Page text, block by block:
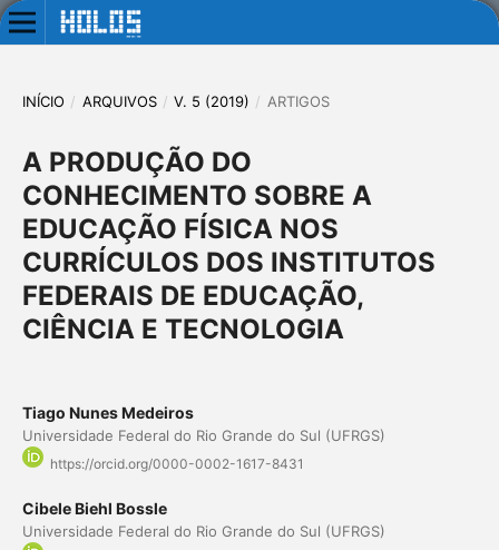
INÍCIO / ARQUIVOS / V. 5 (2019) / ARTIGOS
A PRODUÇÃO DO
CONHECIMENTO SOBRE A
EDUCAÇÃO FÍSICA NOS
CURRÍCULOS DOS INSTITUTOS
FEDERAIS DE EDUCAÇÃO,
CIÊNCIA E TECNOLOGIA
Tiago Nunes Medeiros
Universidade Federal do Rio Grande do Sul (UFRGS)
https://orcid.org/0000-0002-1617-8431
Cibele Biehl Bossle
Universidade Federal do Rio Grande do Sul (UFRGS)